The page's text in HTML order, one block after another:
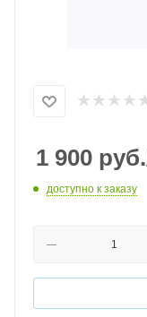
1 900 руб.
доступно к заказу